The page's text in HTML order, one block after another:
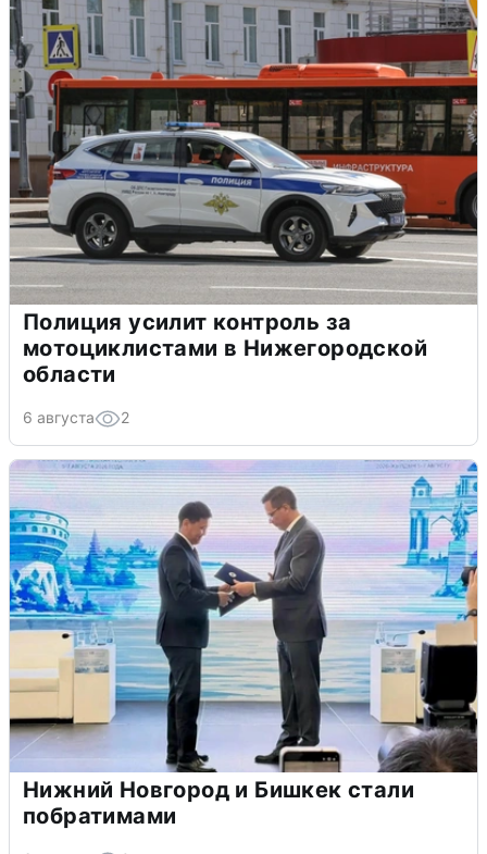
Полиция усилит контроль за
мотоциклистами в Нижегородской
области
6 августа 2
Нижний Новгород и Бишкек стали
побратимами